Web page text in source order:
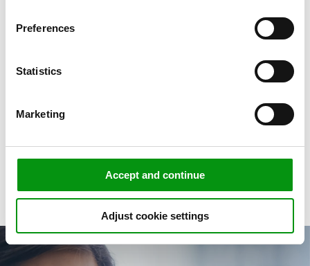
Preferences
Statistics
Marketing
Accept and continue
Adjust cookie settings
Når AI bliver en større del af dagligdagen på offentlige
og private arbejdspladser, bliver kontrol...
Få et forspring med Sentia News